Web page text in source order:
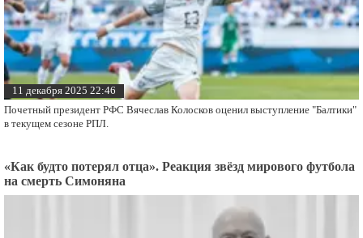
11 декабря 2025 22:46
Почетный президент РФС Вячеслав Колосков оценил выступление "Балтики"
в текущем сезоне РПЛ.
«Как будто потерял отца». Реакция звёзд мирового футбола
на смерть Симоняна